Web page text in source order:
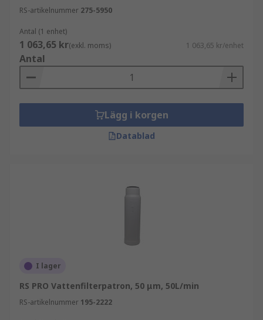
RS-artikelnummer 275-5950
Antal (1 enhet)
1 063,65 kr(exkl. moms) 1 063,65 kr/enhet
Antal
Lägg i korgen
Datablad
I lager
RS PRO Vattenfilterpatron, 50 μm, 50L/min
RS-artikelnummer 195-2222